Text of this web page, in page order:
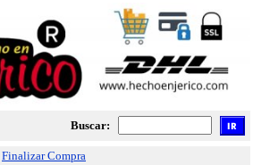
Buscar:
Finalizar Compra